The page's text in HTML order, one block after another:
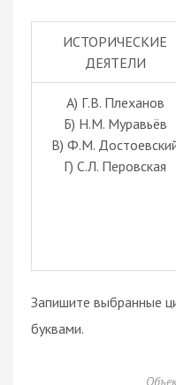
ИСТОРИЧЕСКИЕ
ДЕЯТЕЛИ
А) Г.В. Плеханов
Б) Н.М. Муравьёв
В) Ф.М.
Г) С.Л. Перовская
Запишите выбранные
буквами.